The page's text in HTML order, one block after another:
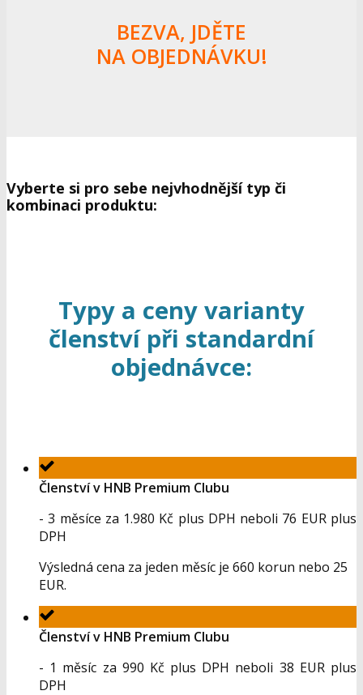
BEZVA, JDĚTE
NA OBJEDNÁVKU!
Vyberte si pro sebe nejvhodnější typ či
kombinaci produktu:
Typy a ceny varianty
členství při standardní
objednávce:
Členství v HNB Premium Clubu
- 3 měsíce za 1.980 Kč plus DPH neboli 76 EUR plus
DPH
Výsledná cena za jeden měsíc je 660 korun nebo 25
EUR.
Členství v HNB Premium Clubu
- 1 měsíc za 990 Kč plus DPH neboli 38 EUR plus
DPH